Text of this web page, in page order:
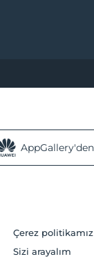
Çerez politikamız
Sizi arayalım